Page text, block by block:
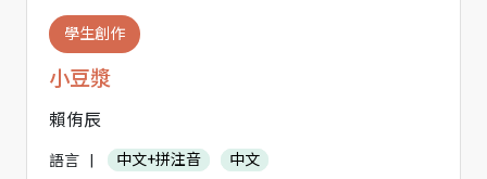
學生創作
小豆漿
賴侑辰
語言 中文+拼注音
中文